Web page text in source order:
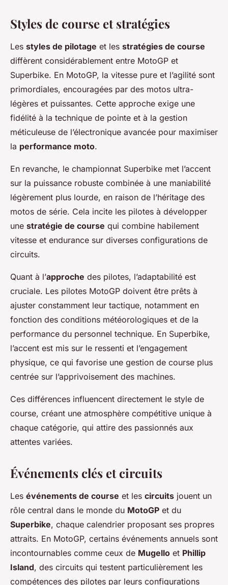
Styles de course et stratégies
Les styles de pilotage et les stratégies de course
diffèrent considérablement entre MotoGP et
Superbike. En MotoGP, la vitesse pure et l’agilité sont
primordiales, encouragées par des motos ultra-
légères et puissantes. Cette approche exige une
fidélité à la technique de pointe et à la gestion
méticuleuse de l’électronique avancée pour maximiser
la performance moto.
En revanche, le championnat Superbike met l’accent
sur la puissance robuste combinée à une maniabilité
légèrement plus lourde, en raison de l’héritage des
motos de série. Cela incite les pilotes à développer
une stratégie de course qui combine habilement
vitesse et endurance sur diverses configurations de
circuits.
Quant à l’approche des pilotes, l’adaptabilité est
cruciale. Les pilotes MotoGP doivent être prêts à
ajuster constamment leur tactique, notamment en
fonction des conditions météorologiques et de la
performance du personnel technique. En Superbike,
l’accent est mis sur le ressenti et l’engagement
physique, ce qui favorise une gestion de course plus
centrée sur l’apprivoisement des machines.
Ces différences influencent directement le style de
course, créant une atmosphère compétitive unique à
chaque catégorie, qui attire des passionnés aux
attentes variées.
Événements clés et circuits
Les événements de course et les circuits jouent un
rôle central dans le monde du MotoGP et du
Superbike, chaque calendrier proposant ses propres
attraits. En MotoGP, certains événements annuels sont
incontournables comme ceux de Mugello et Phillip
Island, des circuits qui testent particulièrement les
compétences des pilotes par leurs configurations